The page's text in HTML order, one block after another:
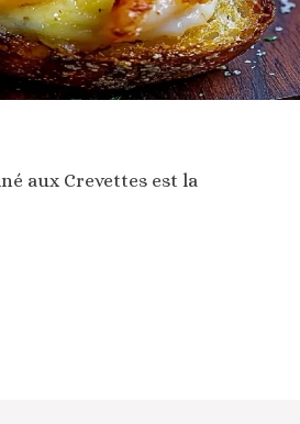
aux Crevettes est la